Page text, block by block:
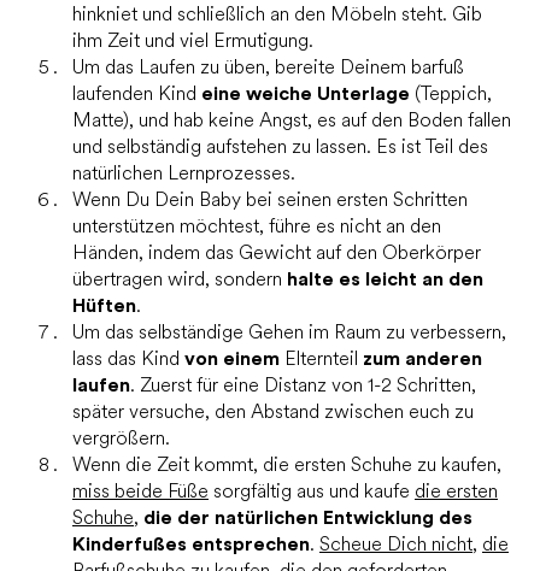
hinkniet und schließlich an den Möbeln steht. Gib
ihm Zeit und viel Ermutigung.
Um das Laufen zu üben, bereite Deinem barfuß
laufenden Kind eine weiche Unterlage (Teppich,
Matte), und hab keine Angst, es auf den Boden fallen
und selbständig aufstehen zu lassen. Es ist Teil des
natürlichen Lernprozesses.
Wenn Du Dein Baby bei seinen ersten Schritten
unterstützen möchtest, führe es nicht an den
Händen, indem das Gewicht auf den Oberkörper
übertragen wird, sondern halte es leicht an den
Hüften.
Um das selbständige Gehen im Raum zu verbessern,
lass das Kind von einem Elternteil zum anderen
laufen. Zuerst für eine Distanz von 1-2 Schritten,
später versuche, den Abstand zwischen euch zu
vergrößern.
Wenn die Zeit kommt, die ersten Schuhe zu kaufen,
miss beide Füße sorgfältig aus und kaufe die ersten
Schuhe, die der natürlichen Entwicklung des
Kinderfußes entsprechen. Scheue Dich nicht, die